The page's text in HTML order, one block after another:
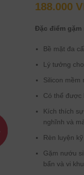
188.000
Đặc điểm
Bề mặt đa
Lý tưởng
Silicon mềm
Có thể được
Kích thích
nghĩnh và
Rèn luyện
Gặm nướu
bẩn và vi